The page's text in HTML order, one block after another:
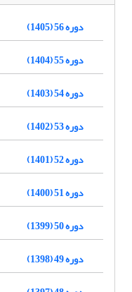
دوره 56 (1405)
دوره 55 (1404)
دوره 54 (1403)
دوره 53 (1402)
دوره 52 (1401)
دوره 51 (1400)
دوره 50 (1399)
دوره 49 (1398)